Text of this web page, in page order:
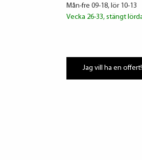
Mån-fre 09-18, lör 10-13
Vecka 26-33, stängt
Jag vill ha en offert!